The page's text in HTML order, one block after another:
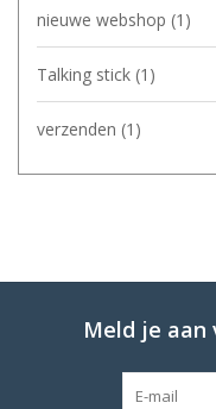
nieuwe webshop (1)
Talking stick (1)
verzenden (1)
Meld je aan